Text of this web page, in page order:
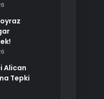
Alican
Tepki